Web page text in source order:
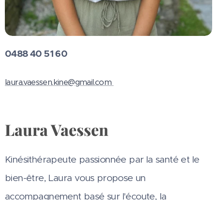
0488 40 51 60
laura.vaessen.kine@gmail.com
Laura Vaessen
Kinésithérapeute passionnée par la santé et le
bien-être, Laura vous propose un
accompagnement basé sur l'écoute, la